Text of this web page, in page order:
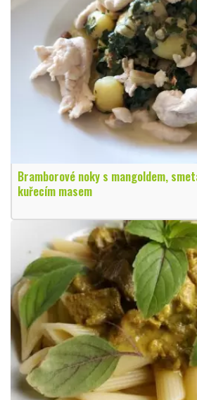
Bramborové noky s mangoldem,
kuřecím masem